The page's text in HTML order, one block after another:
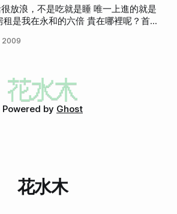
到達玄關走樓梯下去 這
帶一題 找照片時還找到
)看老火車 ![Thomas Train]
wp-content/plugins/jquery-image-
主動詢問我們晃來晃
去在尬麻 我們說想看老火車 (連Puffing Billy這個字都沒事先
不是吃就是睡 唯一上進的就是
他存在的目的 因為真的很方便
2009
Powered by Ghost
花水木